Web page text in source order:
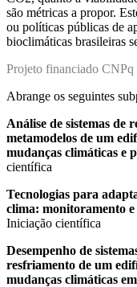
são métricas a propor.
ou políticas públicas de
bioclimáticas brasileiras
Projeto financiado CNPq
Abrange os seguintes
Análise de sistemas de
metamodelos de um
mudanças climáticas e
científica
Tecnologias para
clima: monitoramento
Iniciação científica
Desempenho de
resfriamento de um
mudanças climáticas